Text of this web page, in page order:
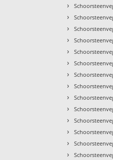
›
›
›
›
›
›
›
›
›
›
›
›
›
›